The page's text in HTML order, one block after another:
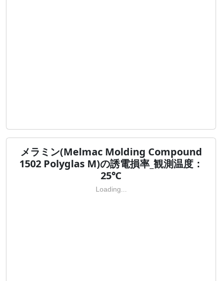
メラミン(Melmac Molding Compound
1502 Polyglas M)の誘電損率_観測温度：
25℃
Loading...